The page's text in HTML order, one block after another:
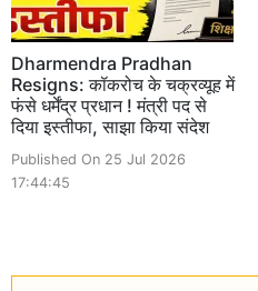
Dharmendra Pradhan
Resigns: कॉकरोच के चक्रव्यूह में
फंसे धर्मेंद्र प्रधान ! मंत्री पद से
दिया इस्तीफा, साझा किया संदेश
Published On 25 Jul 2026
17:44:45